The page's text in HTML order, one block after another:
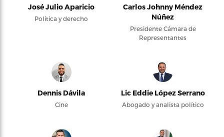
José Julio Aparicio
Política y derecho
Carlos Johnny Méndez
Núñez
Presidente Cámara de
Representantes
Dennis Dávila
Cine
Lic Eddie López Serrano
Abogado y analista político